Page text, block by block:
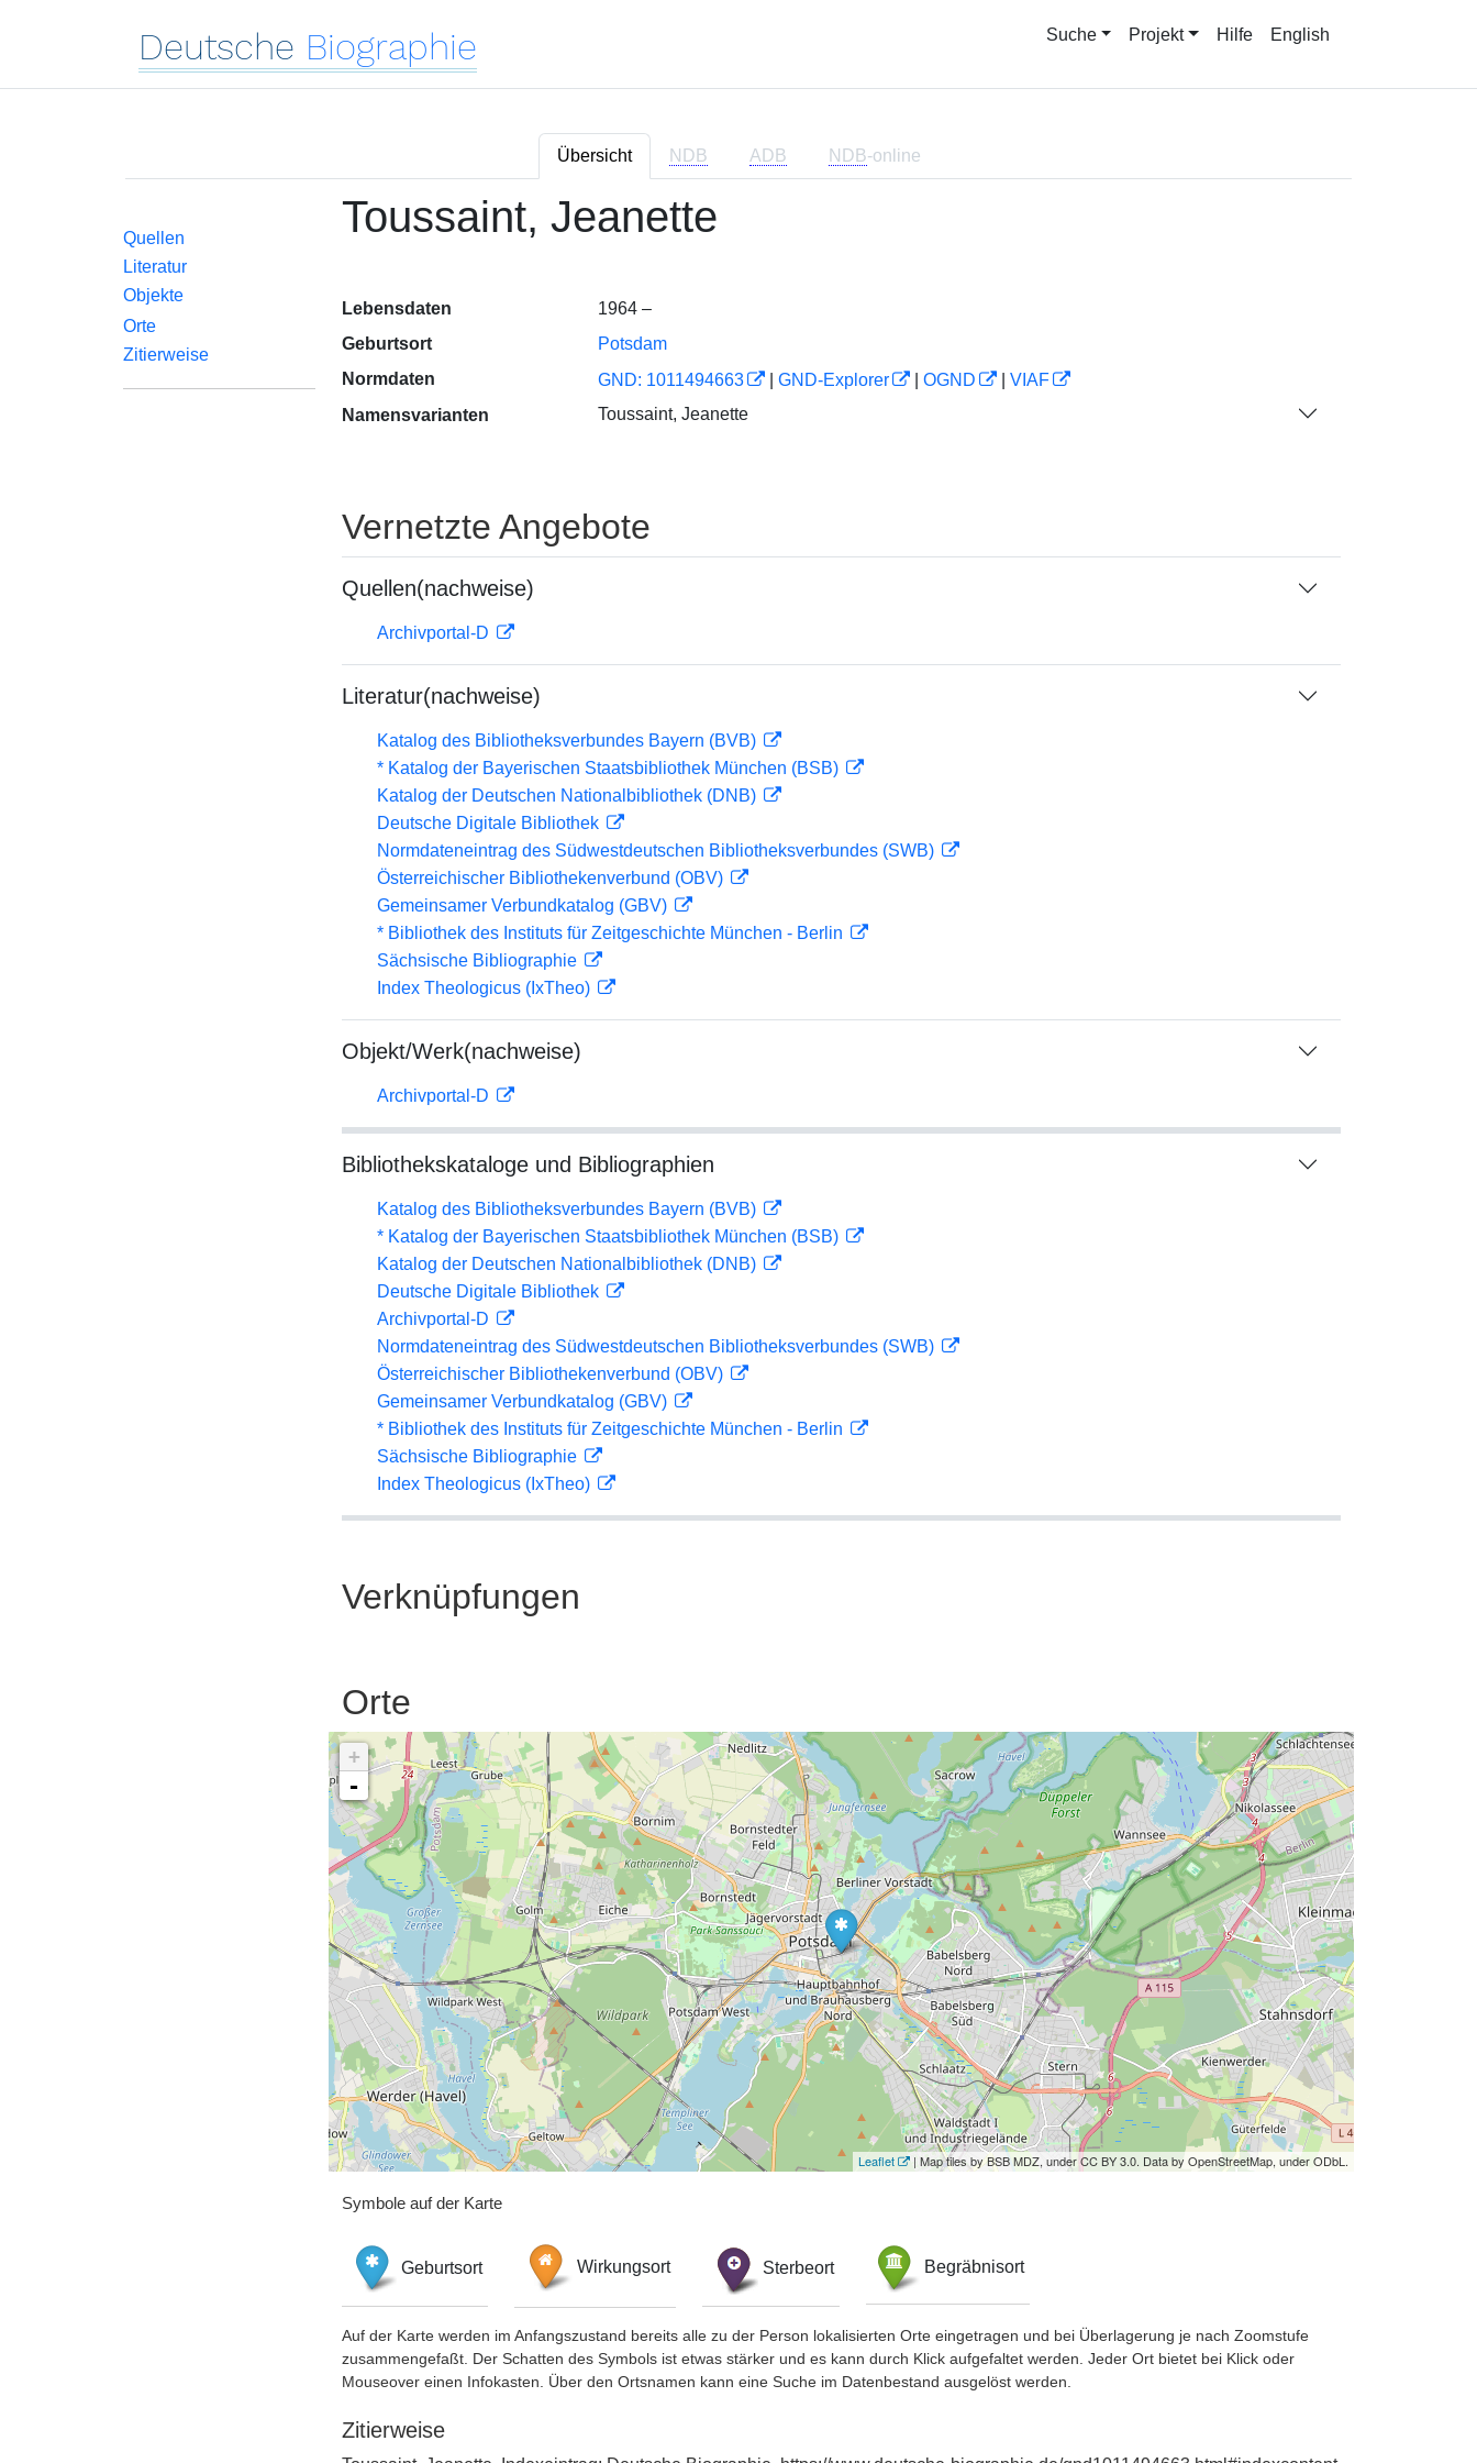
Deutsche Biographie Suche Projekt Hilfe English
Übersicht NDB ADB NDB-online
Quellen
Literatur
Objekte
Orte
Zitierweise
Toussaint, Jeanette
Lebensdaten
1964 –
Geburtsort
Potsdam
Normdaten
GND: 1011494663 GND-Explorer OGND
VIAF
Namensvarianten
Toussaint, Jeanette
Vernetzte Angebote
Quellen(nachweise)
Archivportal-D
Literatur(nachweise)
Katalog des Bibliotheksverbundes Bayern (BVB)
* Katalog der Bayerischen Staatsbibliothek München (BSB)
Katalog der Deutschen Nationalbibliothek (DNB)
Deutsche Digitale Bibliothek
Normdateneintrag des Südwestdeutschen Bibliotheksverbundes (SWB)
Österreichischer Bibliothekenverbund (OBV)
Gemeinsamer Verbundkatalog (GBV)
* Bibliothek des Instituts für Zeitgeschichte München - Berlin
Sächsische Bibliographie
Index Theologicus (IxTheo)
Objekt/Werk(nachweise)
Archivportal-D
Bibliothekskataloge und Bibliographien
Katalog des Bibliotheksverbundes Bayern (BVB)
* Katalog der Bayerischen Staatsbibliothek München (BSB)
Katalog der Deutschen Nationalbibliothek (DNB)
Deutsche Digitale Bibliothek
Archivportal-D
Normdateneintrag des Südwestdeutschen Bibliotheksverbundes (SWB)
Österreichischer Bibliothekenverbund (OBV)
Gemeinsamer Verbundkatalog (GBV)
* Bibliothek des Instituts für Zeitgeschichte München - Berlin
Sächsische Bibliographie
Index Theologicus (IxTheo)
Verknüpfungen
Orte
+
-
Leaflet | Map tiles by BSB MDZ, under CC BY 3.0. Data by OpenStreetMap, under ODbL.
Symbole auf der Karte
Geburtsort Wirkungsort Sterbeort Begräbnisort
Auf der Karte werden im Anfangszustand bereits alle zu der Person lokalisierten Orte eingetragen und bei Überlagerung je nach Zoomstufe
zusammengefaßt. Der Schatten des Symbols ist etwas stärker und es kann durch Klick aufgefaltet werden. Jeder Ort bietet bei Klick oder
Mouseover einen Infokasten. Über den Ortsnamen kann eine Suche im Datenbestand ausgelöst werden.
Zitierweise